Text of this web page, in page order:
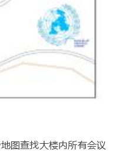
图查找大楼内所有会议